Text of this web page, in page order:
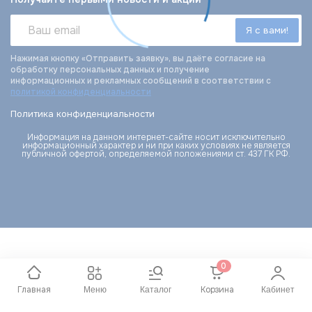
Нажимая кнопку «Отправить заявку», вы даёте согласие на
обработку персональных данных и получение
информационных и рекламных сообщений в соответствии с
политикой конфиденциальности
Политика конфиденциальности
Информация на данном интернет-сайте носит исключительно
информационный характер и ни при каких условиях не является
публичной офертой, определяемой положениями ст. 437 ГК РФ.
Главная Меню Каталог
0
Корзина Кабинет